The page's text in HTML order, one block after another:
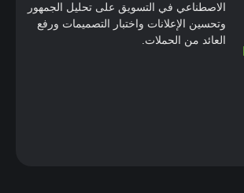
الاصطناعي في التسويق على تحليل الجمهور
وتحسين الإعلانات واختبار التصميمات ورفع
العائد من الحملات.